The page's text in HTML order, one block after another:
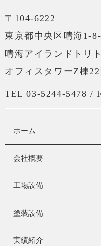
〒104-6222
東京都中央区晴海1-
晴海アイランドトリ
オフィスタワーZ棟
TEL 03-5244-5478 /
ホーム
会社概要
工場設備
塗装設備
実績紹介